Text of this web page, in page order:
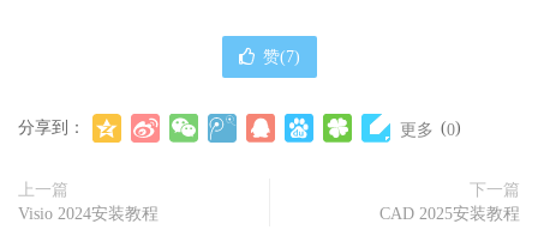
赞(7)
分享到： 更多 (0)
上一篇
Visio 2024安装教程
下一篇
CAD 2025安装教程